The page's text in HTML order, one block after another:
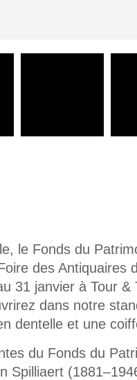
le Fonds du
des Antiquaires
31 janvier à Tour &
dans notre
dentelle et une
du Fonds du
Spilliaert